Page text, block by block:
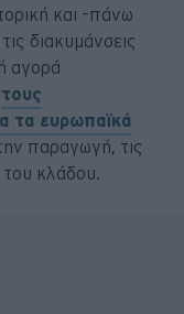
και –πάνω
διακυμάνσεις
αγορά
τους
τα ευρωπαϊκά
παραγωγή, τις
του κλάδου.